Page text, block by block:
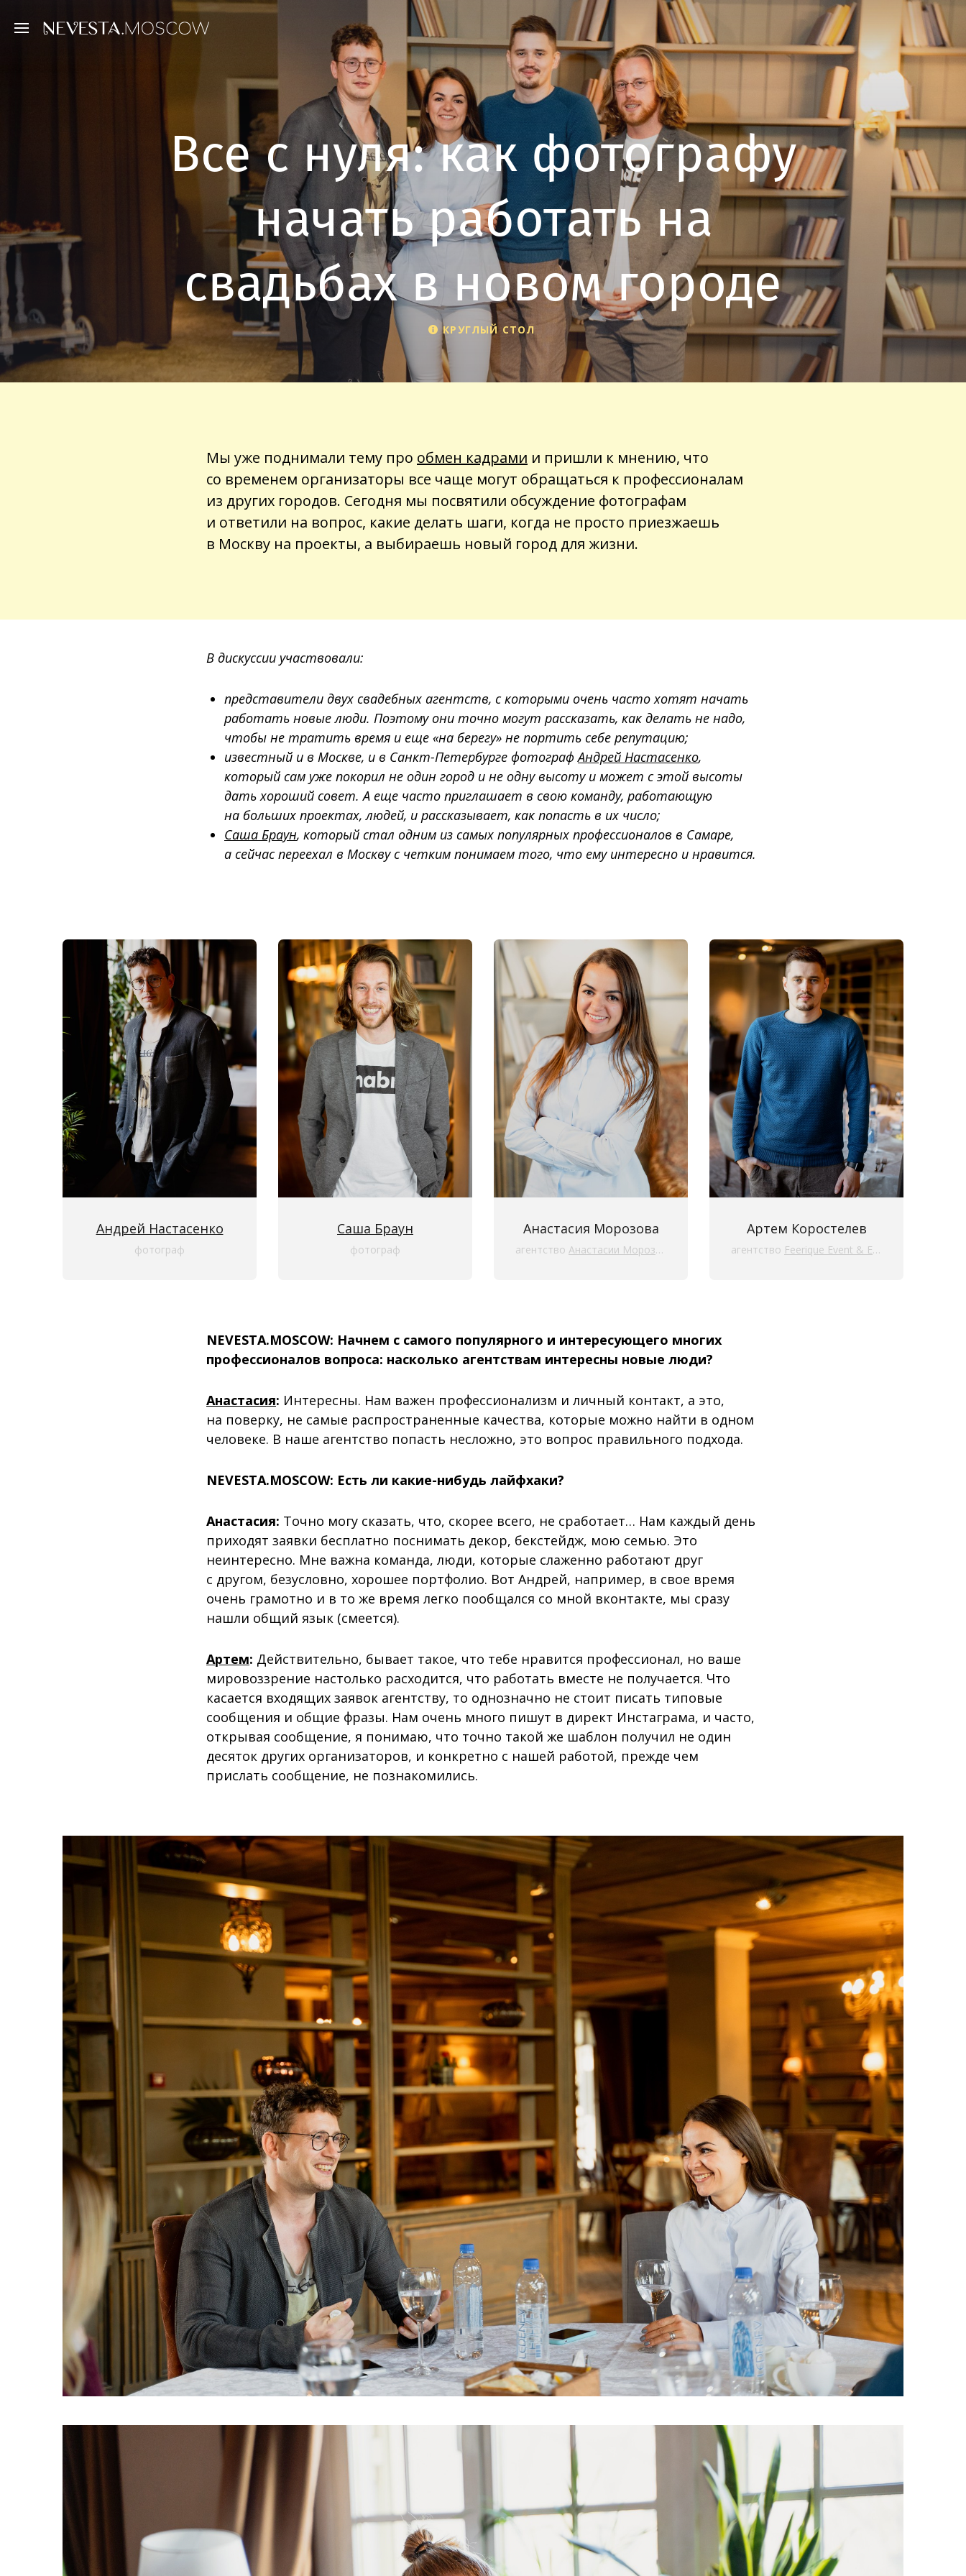
Все с нуля: как фотографу
начать работать на
свадьбах в новом городе
КРУГЛЫЙ СТОЛ
Мы уже поднимали тему про обмен кадрами и пришли к мнению, что
со временем организаторы все чаще могут обращаться к профессионалам
из других городов. Сегодня мы посвятили обсуждение фотографам
и ответили на вопрос, какие делать шаги, когда не просто приезжаешь
в Москву на проекты, а выбираешь новый город для жизни.
В дискуссии участвовали:
представители двух свадебных агентств, с которыми очень часто хотят начать
работать новые люди. Поэтому они точно могут рассказать, как делать не надо,
чтобы не тратить время и еще «на берегу» не портить себе репутацию;
известный и в Москве, и в Санкт-Петербурге фотографАндрей Настасенко,
который сам уже покорил не один город и не одну высоту и может с этой высоты
дать хороший совет. А еще часто приглашает в свою команду, работающую
на больших проектах, людей, и рассказывает, как попасть в их число;
Саша Браун, который стал одним из самых популярных профессионалов в Самаре,
а сейчас переехал в Москву с четким понимаем того, что ему интересно и нравится.
Андрей Настасенко
фотограф
Саша Браун
фотограф
Анастасия Морозова
агентство Анастасии Морозовой
Артем Коростелев
агентство Feerique Event & Emotions
NEVESTA.MOSCOW: Начнем с самого популярного и интересующего многих
профессионалов вопроса: насколько агентствам интересны новые люди?
Анастасия: Интересны. Нам важен профессионализм и личный контакт, а это,
на поверку, не самые распространенные качества, которые можно найти в одном
человеке. В наше агентство попасть несложно, это вопрос правильного подхода.
NEVESTA.MOSCOW: Есть ли какие-нибудь лайфхаки?
Анастасия: Точно могу сказать, что, скорее всего, не сработает… Нам каждый день
приходят заявки бесплатно поснимать декор, бекстейдж, мою семью. Это
неинтересно. Мне важна команда, люди, которые слаженно работают друг
с другом, безусловно, хорошее портфолио. Вот Андрей, например, в свое время
очень грамотно и в то же время легко пообщался со мной вконтакте, мы сразу
нашли общий язык (смеется).
Артем: Действительно, бывает такое, что тебе нравится профессионал, но ваше
мировоззрение настолько расходится, что работать вместе не получается. Что
касается входящих заявок агентству, то однозначно не стоит писать типовые
сообщения и общие фразы. Нам очень много пишут в директ Инстаграма, и часто,
открывая сообщение, я понимаю, что точно такой же шаблон получил не один
десяток других организаторов, и конкретно с нашей работой, прежде чем
прислать сообщение, не познакомились.